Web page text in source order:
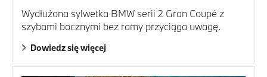
Wydłużona sylwetka BMW serii 2 Gran Coupé z
szybami bocznymi bez ramy przyciąga uwagę.
Dowiedz się więcej